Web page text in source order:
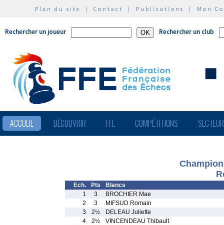
Plan du site | Contact | Publications | Mon
Rechercher un joueur Rechercher un club
ACCUEIL DÉCOUVRIR FFE COMPÉTITIONS
Ech. Pts
Blancs
1
3
BROCHIER Mae
2
3
MIFSUD Romain
3
2½
DELEAU Juliette
4
2½
VINCENDEAU Thibault